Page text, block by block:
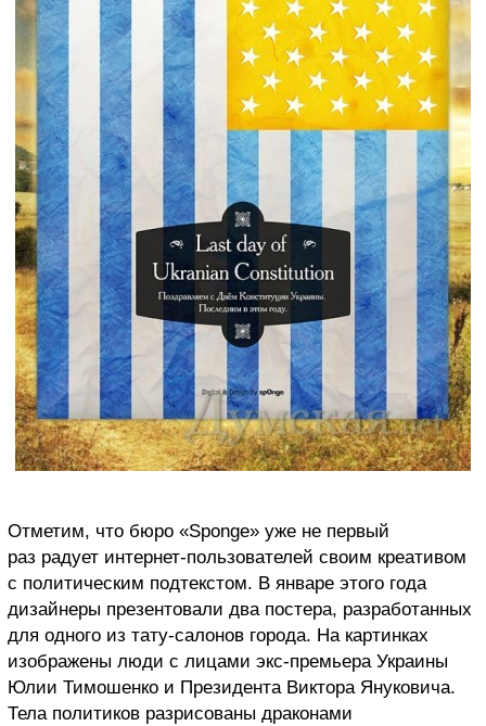
Отметим, что бюро «Sponge» уже не первый
раз радует интернет-пользователей своим креативом
с политическим подтекстом. В январе этого года
дизайнеры презентовали два постера, разработанных
для одного из тату-салонов города. На картинках
изображены люди с лицами экс-премьера Украины
Юлии Тимошенко и Президента Виктора Януковича.
Тела политиков разрисованы драконами